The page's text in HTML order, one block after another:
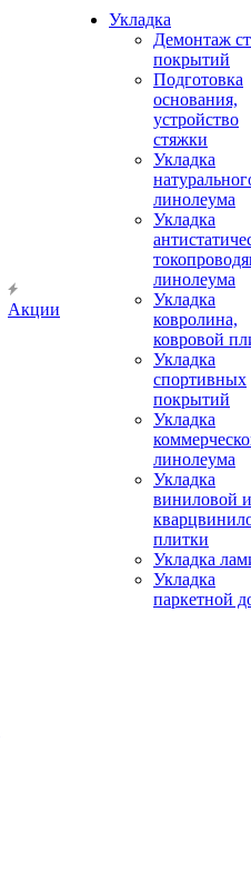
Акции
Укладка
Демонтаж
покрытий
Подготовка
основания,
устройство
стяжки
Укладка
линолеума
Укладка
линолеума
Укладка
ковролина,
ковровой
Укладка
спортивных
покрытий
Укладка
линолеума
Укладка
виниловой и
плитки
Укладка
Укладка
паркетной